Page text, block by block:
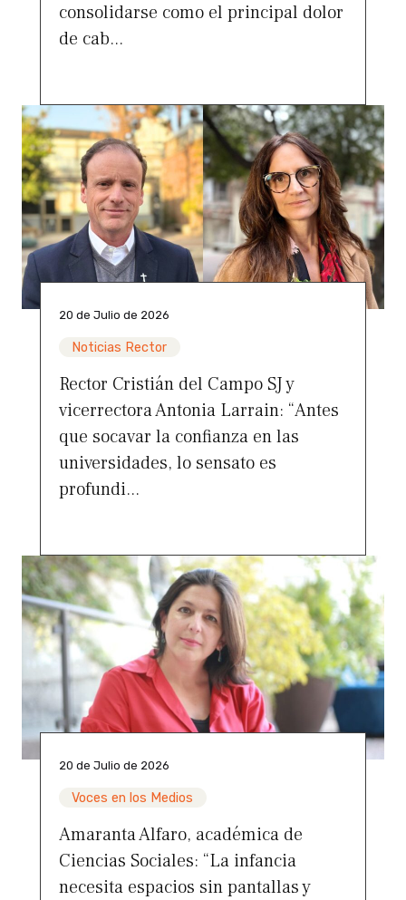
consolidarse como el principal dolor
de cab...
20 de Julio de 2026
Noticias Rector
Rector Cristián del Campo SJ y
vicerrectora Antonia Larrain: “Antes
que socavar la confianza en las
universidades, lo sensato es
profundi...
20 de Julio de 2026
Voces en los Medios
Amaranta Alfaro, académica de
Ciencias Sociales: “La infancia
necesita espacios sin pantallas y